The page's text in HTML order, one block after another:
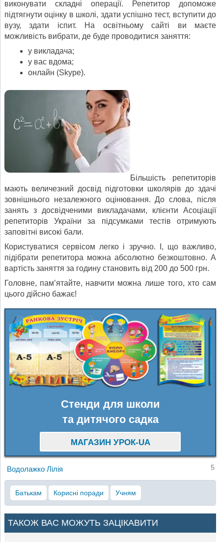
виконувати складні операції. Репетитор допоможе
підтягнути оцінку в школі, здати успішно тест, вступити до
вузу, здати іспит. На освітньому сайті ви маєте
можливість вибрати, де буде проводитися заняття:
у викладача;
у вас вдома;
онлайн (Skype).
Більшість репетиторів
мають величезний досвід підготовки школярів до здачі
зовнішнього незалежного оцінювання. До слова, після
занять з досвідченими викладачами, клієнти Асоціації
репетиторів України за підсумками тестів отримують
заповітні високі бали.
Користуватися сервісом легко і зручно. І, що важливо,
підібрати репетитора можна абсолютно безкоштовно. А
вартість заняття за годину становить від 200 до 500 грн.
Головне, пам’ятайте, навчити можна лише того, хто сам
цього дійсно бажає!
Стенди для школи
та дитячого садка
МАГАЗИН УРОК-UA
Водолажко Лілія 5
Батькам Корисні поради Учням
ТАКОЖ ВАС МОЖУТЬ ЗАЦІКАВИТИ